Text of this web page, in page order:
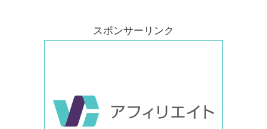
スポンサーリンク